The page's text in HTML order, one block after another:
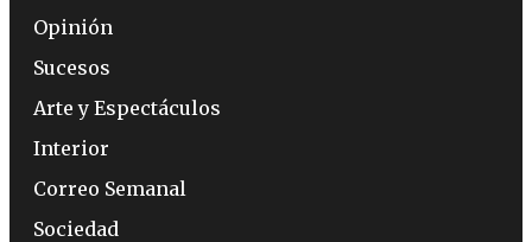
Opinión
Sucesos
Arte y Espectáculos
Interior
Correo Semanal
Sociedad